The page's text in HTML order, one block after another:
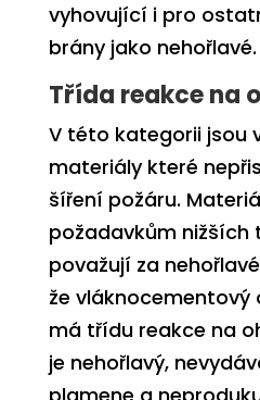
vyhovující i pro
brány jako nehořlavé.
Třída reakce na
V této kategorii jsou
materiály které
šíření požáru.
požadavkům nižších
považují za
že vláknocementový
má třídu reakce na
je nehořlavý,